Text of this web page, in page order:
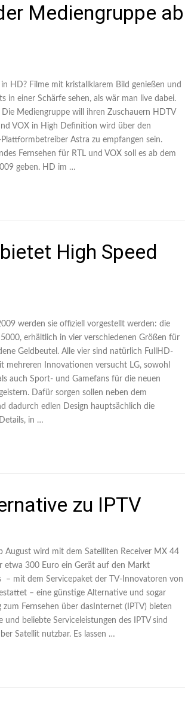
Mediengruppe ab
in HD? Filme mit kristallklarem Bild genießen und
in einer Schärfe sehen, als wär man live dabei.
Die Mediengruppe will ihren Zuschauern HDTV
VOX in High Definition wird über den
Astra zu empfangen sein.
Fernsehen für RTL und VOX soll es ab dem
geben. HD im …
High Speed
werden sie offiziell vorgestellt werden: die
erhältlich in vier verschiedenen Größen für
Geldbeutel. Alle vier sind natürlich FullHD-
mehreren Innovationen versucht LG, sowohl
auch Sport- und Gamefans für die neuen
Dafür sorgen sollen neben dem
dadurch edlen Design hauptsächlich die
in …
zu IPTV
August wird mit dem Satelliten Receiver MX 44
etwa 300 Euro ein Gerät auf den Markt
– mit dem Servicepaket der TV-Innovatoren von
– eine günstige Alternative und sogar
zum Fernsehen über dasInternet (IPTV) bieten
und beliebte Serviceleistungen des IPTV sind
Satellit nutzbar. Es lassen …